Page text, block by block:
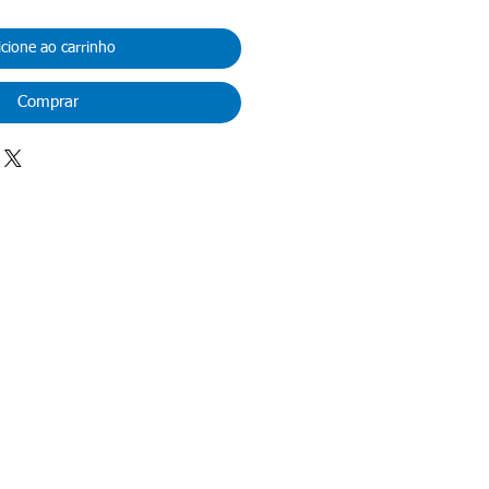
ao carrinho
Comprar